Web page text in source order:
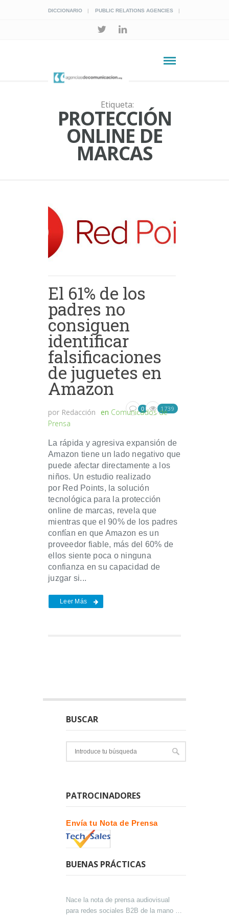
DICCIONARIO PUBLIC RELATIONS AGENCIES
Etiqueta:
PROTECCIÓN
ONLINE DE
MARCAS
El 61% de los
padres no
consiguen
identificar
falsificaciones
de juguetes en
Amazon
por Redacción en Comunicados de
Prensa
0 1739
La rápida y agresiva expansión de
Amazon tiene un lado negativo que
puede afectar directamente a los
niños. Un estudio realizado
por Red Points, la solución
tecnológica para la protección
online de marcas, revela que
mientras que el 90% de los padres
confían en que Amazon es un
proveedor fiable, más del 60% de
ellos siente poca o ninguna
confianza en su capacidad de
juzgar si...
Leer Más
BUSCAR
PATROCINADORES
Envía tu Nota de Prensa
BUENAS PRÁCTICAS
Nace la nota de prensa audiovisual
para redes sociales B2B de la mano de